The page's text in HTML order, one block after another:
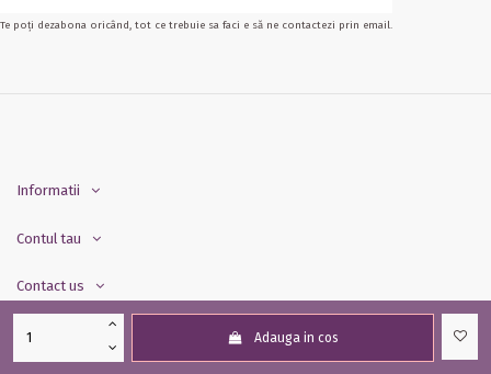
Adauga in cos
Te poți dezabona oricând, tot ce trebuie sa faci e să ne contactezi prin email.
Informatii
Contul tau
Contact us